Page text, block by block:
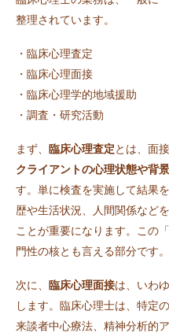
整理されています。
・臨床心理査定
・臨床心理面接
・臨床心理学的地域援助
・調査・研究活動
まず、 臨床心理査定とは、面
クライアントの心理状態や背
す。単に検査を実施して結果
歴や生活状況、人間関係など
ことが重要になります。この
門性の核とも言える部分です。
次に、 臨床心理面接は、いわ
します。臨床心理士は、特定
来談者中心療法、精神分析的